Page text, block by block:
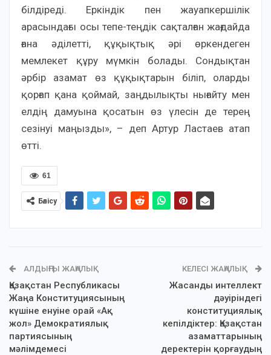
білдіреді. Еркіндік пен жауапкершілік
арасындағы осы тепе-теңдік сақталған жағдайда
ғана әділетті, құқықтық әрі өркендеген
мемлекет құру мүмкін болады. Сондықтан
әрбір азамат өз құқықтарын біліп, оларды
қорғап қана қоймай, заңдылықты нығайту мен
елдің дамуына қосатын өз үлесін де терең
сезінуі маңызды», – деп Артур Ластаев атап
өтті.
61
Бөлісу
АЛДЫҢҒЫ ЖАҢАЛЫҚ
Қазақстан Республикасы
Жаңа Конституциясының
күшіне енуіне орай «Ақ
жол» Демократиялық
партиясының
мәлімдемесі
КЕЛЕСІ ЖАҢАЛЫҚ
Жасанды интеллект
дәуіріндегі
конституциялық
кепілдіктер: Қазақстан
азаматтарының
деректерін қорғаудың